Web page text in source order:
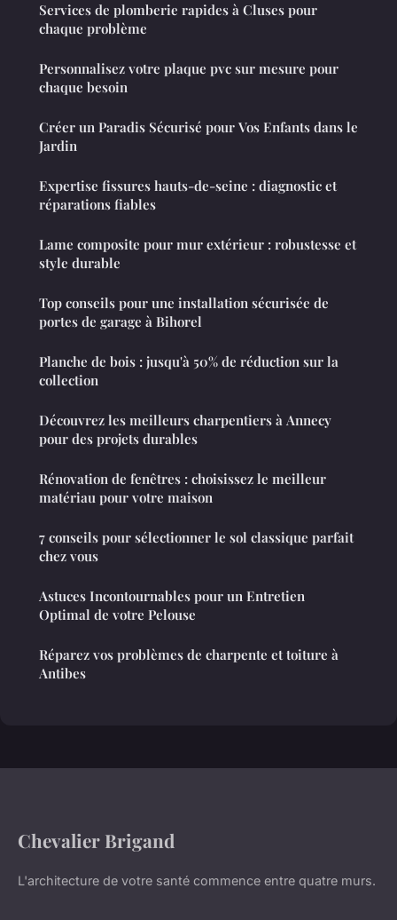
Services de plomberie rapides à Cluses pour
chaque problème
Personnalisez votre plaque pvc sur mesure pour
chaque besoin
Créer un Paradis Sécurisé pour Vos Enfants dans le
Jardin
Expertise fissures hauts-de-seine : diagnostic et
réparations fiables
Lame composite pour mur extérieur : robustesse et
style durable
Top conseils pour une installation sécurisée de
portes de garage à Bihorel
Planche de bois : jusqu'à 50% de réduction sur la
collection
Découvrez les meilleurs charpentiers à Annecy
pour des projets durables
Rénovation de fenêtres : choisissez le meilleur
matériau pour votre maison
7 conseils pour sélectionner le sol classique parfait
chez vous
Astuces Incontournables pour un Entretien
Optimal de votre Pelouse
Réparez vos problèmes de charpente et toiture à
Antibes
Chevalier Brigand
L'architecture de votre santé commence entre quatre murs.